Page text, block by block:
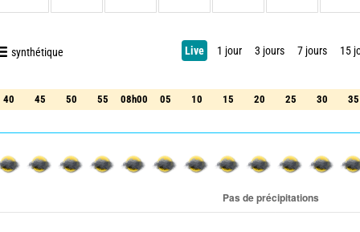
synthétique Live 1 jour 3 jours 7 jours 15
40 45 50 55 08h00 05 10 15 20 25 30 35
40 45 50 55 08h00 05 10 15 20 25 30 35